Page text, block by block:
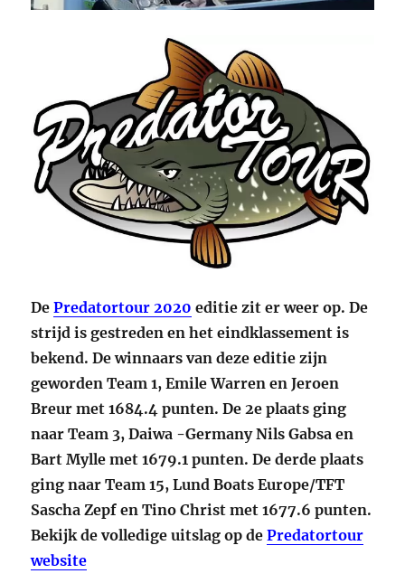
DePredatortour 2020 editie zit er weer op. De
strijd is gestreden en het eindklassement is
bekend. De winnaars van deze editie zijn
geworden Team 1, Emile Warren en Jeroen
Breur met 1684.4 punten. De 2e plaats ging
naar Team 3, Daiwa -Germany Nils Gabsa en
Bart Mylle met 1679.1 punten. De derde plaats
ging naar Team 15, Lund Boats Europe/TFT
Sascha Zepf en Tino Christ met 1677.6 punten.
Bekijk de volledige uitslag op dePredatortour
website